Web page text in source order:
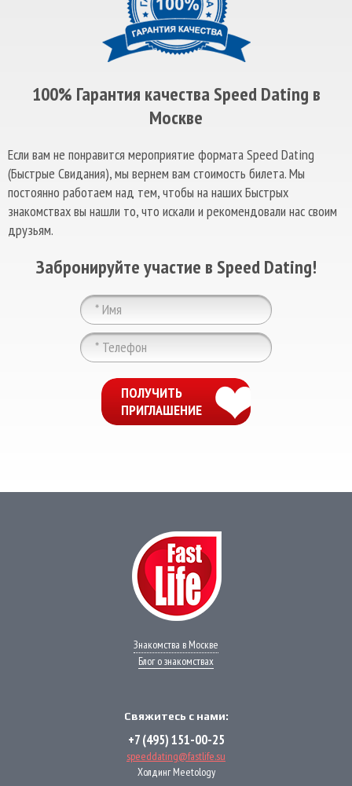
100% Гарантия качества Speed Dating в
Москве
Если вам не понравится мероприятие формата Speed Dating
(Быстрые Свидания), мы вернем вам стоимость билета. Мы
постоянно работаем над тем, чтобы на наших Быстрых
знакомствах вы нашли то, что искали и рекомендовали нас своим
друзьям.
Забронируйте участие в Speed Dating!
ПОЛУЧИТЬ
ПРИГЛАШЕНИЕ
Знакомства в Москве
Блог о знакомствах
Свяжитесь с нами:
+7 (495) 151-00-25
speeddating@fastlife.su
Холдинг Meetology
ChatApp
online
Мессенджеры
Telegram